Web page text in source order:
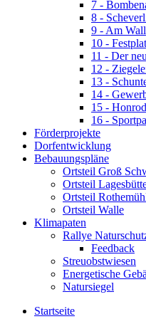
7 -
8 -
9 - Am Wall
10 -
11 - Der
12 -
13 -
14 -
15 -
16 -
Förderprojekte
Dorfentwicklung
Bebauungspläne
Ortsteil Groß
Ortsteil
Ortsteil
Ortsteil Walle
Klimapaten
Rallye
Feedback
Streuobstwiesen
Energetische
Natursiegel
Startseite